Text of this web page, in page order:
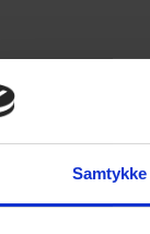
Samtykke